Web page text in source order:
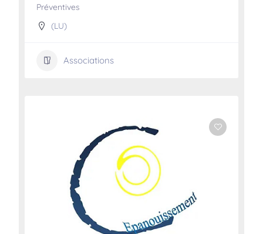
Préventives
(LU)
Associations